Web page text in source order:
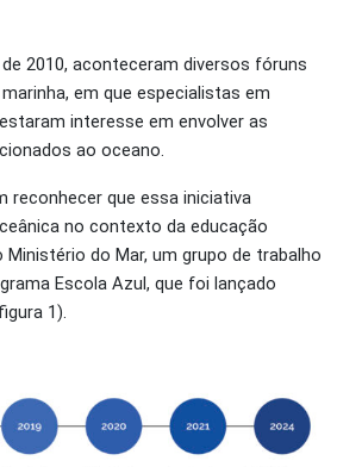
2010, aconteceram diversos fóruns
em que especialistas em
interesse em envolver as
ao oceano.
reconhecer que essa iniciativa
no contexto da educação
Ministério do Mar, um grupo de trabalho
Escola Azul, que foi lançado
1).